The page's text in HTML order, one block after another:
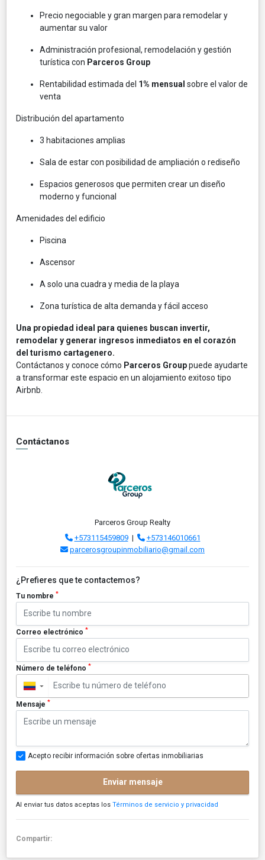
Precio negociable y gran margen para remodelar y
aumentar su valor
Administración profesional, remodelación y gestión
turística con Parceros Group
Rentabilidad estimada del 1% mensual sobre el valor de
venta
Distribución del apartamento
3 habitaciones amplias
Sala de estar con posibilidad de ampliación o rediseño
Espacios generosos que permiten crear un diseño
moderno y funcional
Amenidades del edificio
Piscina
Ascensor
A solo una cuadra y media de la playa
Zona turística de alta demanda y fácil acceso
Una propiedad ideal para quienes buscan invertir,
remodelar y generar ingresos inmediatos en el corazón
del turismo cartagenero.
Contáctanos y conoce cómo Parceros Grouppuede ayudarte
a transformar este espacio en un alojamiento exitoso tipo
Airbnb.
Contáctanos
Parceros Group Realty
+573115459809|
+573146010661
parcerosgroupinmobiliario@gmail.com
¿Prefieres que te contactemos?
Tu nombre *
Correo electrónico *
Número de teléfono *
▼
Mensaje *
Acepto recibir información sobre ofertas inmobiliarias
Enviar mensaje
Al enviar tus datos aceptas los Términos de servicio y privacidad
Compartir: